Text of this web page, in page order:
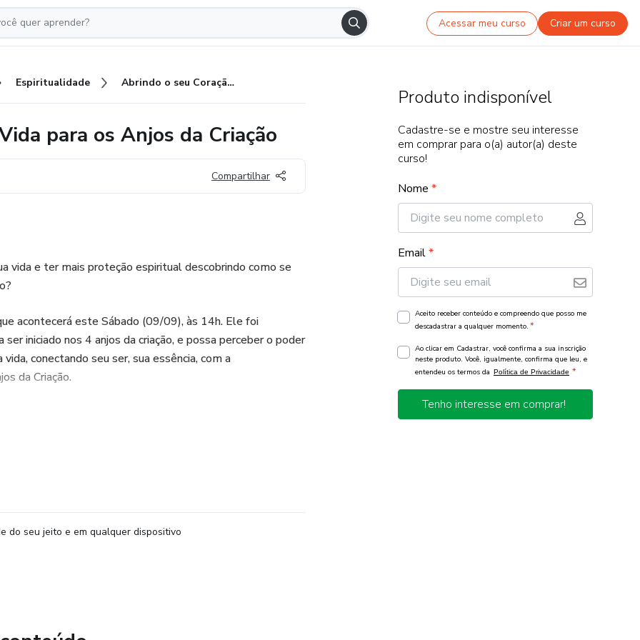
Acessar meu curso Criar um curso
Espiritualidade Abrindo o seu Coração e a sua Vida para os Anjos da Criação
para os Anjos da Criação
Compartilhar
vida e ter mais proteção espiritual descobrindo como se
acontecerá este Sábado (09/09), às 14h. Ele foi
iniciado nos 4 anjos da criação, e possa perceber o poder
conectando seu ser, sua essência, com a
da Criação.
divina.
do seu dia?
do seu jeito e em qualquer dispositivo
Produto indisponível
Cadastre-se e mostre seu interesse
em comprar para o(a) autor(a) deste
curso!
Nome *
Email*
Aceito receber conteúdo e compreendo que posso me
descadastrar a qualquer momento. *
Ao clicar em Cadastrar, você confirma a sua inscrição
neste produto. Você, igualmente, confirma que leu, e
entendeu os termos da Política de Privacidade *
Tenho interesse em comprar!